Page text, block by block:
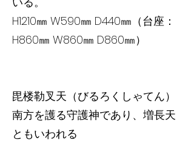
H1210㎜ W590㎜ D440㎜（台座：
H860㎜ W860㎜ D860㎜）
毘楼勒叉天（びるろくしゃてん）
南方を護る守護神であり、増長天
ともいわれる